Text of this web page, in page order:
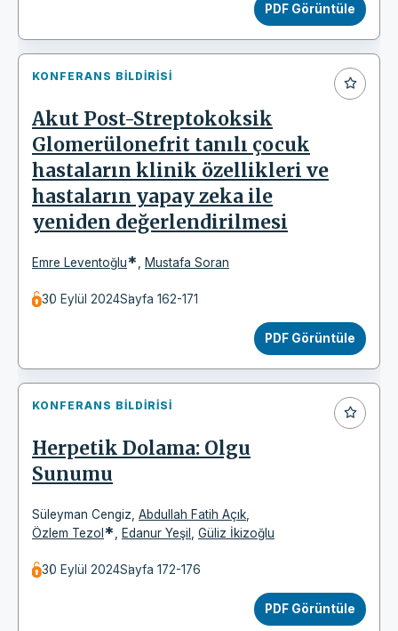
PDF Görüntüle
KONFERANS BILDIRISI
Akut Post-Streptokoksik
Glomerülonefrit tanılı çocuk
hastaların klinik özellikleri ve
hastaların yapay zeka ile
yeniden değerlendirilmesi
Emre Leventoğlu* Mustafa Soran
30 Eylül 2024Sayfa 162-171
PDF Görüntüle
KONFERANS BILDIRISI
Herpetik Dolama: Olgu
Sunumu
Süleyman Cengiz Abdullah Fatih Açık
Özlem Tezol * Edanur Yeşil Güliz İkizoğlu
30 Eylül 2024Sayfa 172-176
PDF Görüntüle